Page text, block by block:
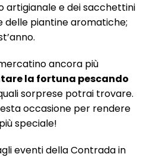
artigianale e dei sacchettini
piantine aromatiche;
ancora più
la fortuna pescando
sorprese potrai trovare.
occasione per rendere
speciale!
eventi della Contrada in